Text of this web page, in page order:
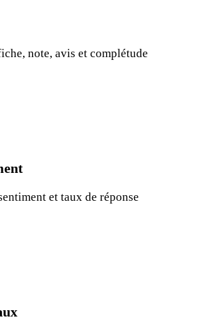
note, avis et complétude
et taux de réponse